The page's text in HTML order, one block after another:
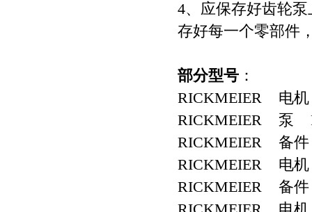
4、应保存好齿轮
存好每一个零部件
部分型号 ：
RICKMEIER 电机
RICKMEIER 泵
RICKMEIER 备件
RICKMEIER 电机
RICKMEIER 备件